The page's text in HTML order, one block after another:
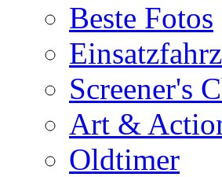
Beste Fotos
Screener's
Art &
Oldtimer